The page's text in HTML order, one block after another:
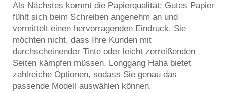
Als Nächstes kommt die Papierqualität: Gutes Papier
fühlt sich beim Schreiben angenehm an und
vermittelt einen hervorragenden Eindruck. Sie
möchten nicht, dass Ihre Kunden mit
durchscheinender Tinte oder leicht zerreißenden
Seiten kämpfen müssen. Longgang Haha bietet
zahlreiche Optionen, sodass Sie genau das
passende Modell auswählen können.